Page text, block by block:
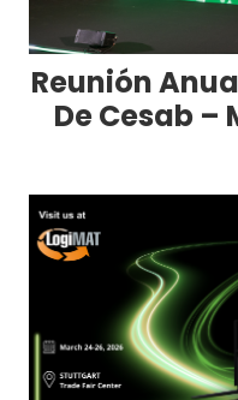
Reunión
De Cesab